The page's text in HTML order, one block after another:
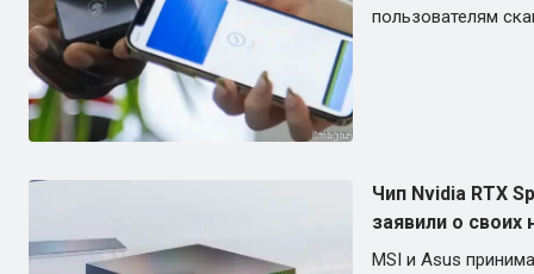
пользователям
Чип Nvidia RTX
заявили о своих
MSI и Asus